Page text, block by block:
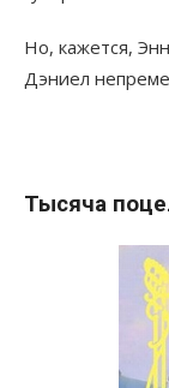
Но, кажется,
Дэниел
Тысяча